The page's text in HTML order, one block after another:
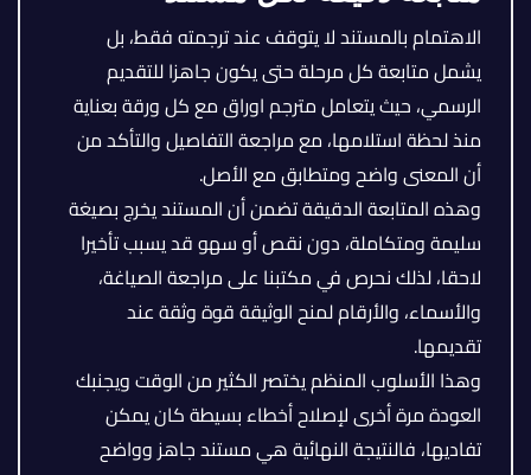
الاهتمام بالمستند لا يتوقف عند ترجمته فقط، بل
يشمل متابعة كل مرحلة حتى يكون جاهزا للتقديم
الرسمي، حيث يتعامل مترجم اوراق مع كل ورقة بعناية
منذ لحظة استلامها، مع مراجعة التفاصيل والتأكد من
أن المعنى واضح ومتطابق مع الأصل.
وهذه المتابعة الدقيقة تضمن أن المستند يخرج بصيغة
سليمة ومتكاملة، دون نقص أو سهو قد يسبب تأخيرا
لاحقا، لذلك نحرص في مكتبنا على مراجعة الصياغة،
والأسماء، والأرقام لمنح الوثيقة قوة وثقة عند
تقديمها.
وهذا الأسلوب المنظم يختصر الكثير من الوقت ويجنبك
العودة مرة أخرى لإصلاح أخطاء بسيطة كان يمكن
تفاديها، فالنتيجة النهائية هي مستند جاهز وواضح